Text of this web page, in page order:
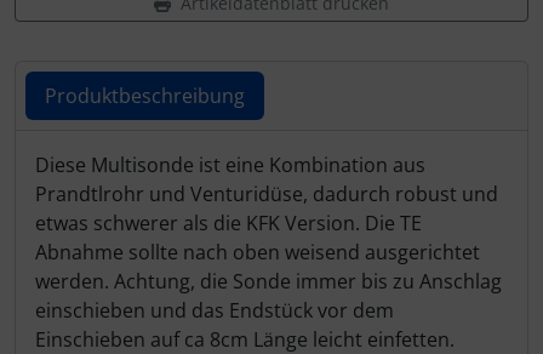
Produktbeschreibung
Produktbeschreibung
Diese Multisonde ist eine Kombination aus
Prandtlrohr und Venturidüse, dadurch robust und
etwas schwerer als die KFK Version. Die TE
Abnahme sollte nach oben weisend ausgerichtet
werden. Achtung, die Sonde immer bis zu Anschlag
einschieben und das Endstück vor dem
Einschieben auf ca 8cm Länge leicht einfetten.